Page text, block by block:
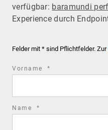
verfügbar: baramundi
Experience durch
Felder mit * sind Pflichtfelder. Zur
Vorname *
Name *